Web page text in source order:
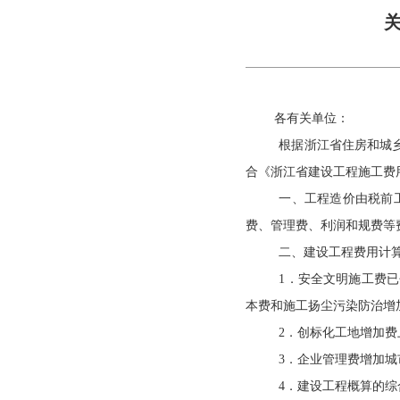
各有关单位：
根据浙江省住房和城
合《浙江省建设工程施工
一、工程造价由税前
费、管理费、利润和规费
二、建设工程费用计
1 ．安全文明施工费
本费和施工扬尘污染防治增
2 ．创标化工地增加
3 ．企业管理费增加
4 ．建设工程概算的